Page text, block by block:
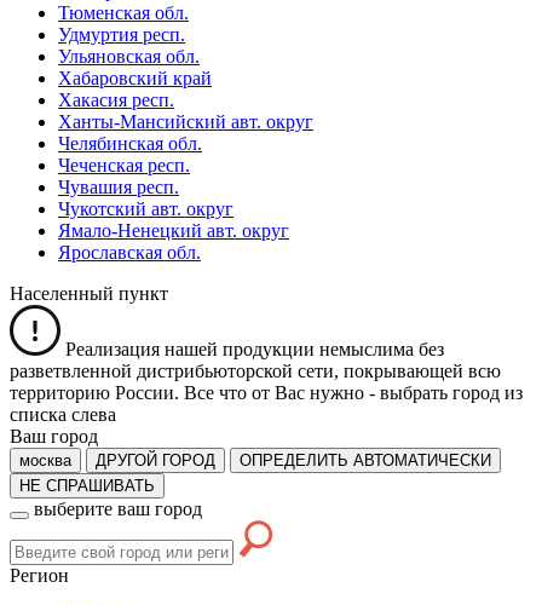
Тюменская обл.
Удмуртия респ.
Ульяновская обл.
Хабаровский край
Хакасия респ.
Ханты-Мансийский авт. округ
Челябинская обл.
Чеченская респ.
Чувашия респ.
Чукотский авт. округ
Ямало-Ненецкий авт. округ
Ярославская обл.
Населенный пункт
Реализация нашей продукции немыслима без
разветвленной дистрибьюторской сети, покрывающей всю
территорию России. Все что от Вас нужно - выбрать город из
списка слева
Ваш город
москва ДРУГОЙ ГОРОД
ОПРЕДЕЛИТЬ АВТОМАТИЧЕСКИ
НЕ СПРАШИВАТЬ
выберите ваш город
Регион